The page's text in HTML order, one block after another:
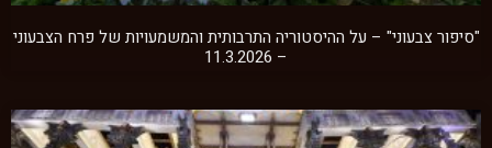
"סיפור צבעוני" – על ההיסטוריה התרבותית והמשמעויות של פרח הצבעוני
– 11.3.2026